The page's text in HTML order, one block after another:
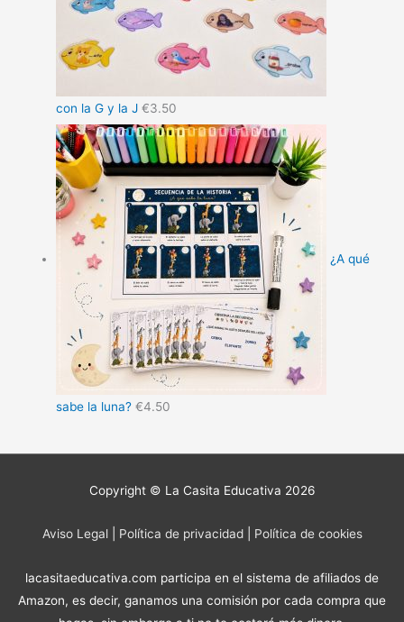
con la G y la J €3.50
¿A qué
sabe la luna? €4.50
Copyright © La Casita Educativa 2026
Aviso Legal| Política de privacidad| Política de cookies
lacasitaeducativa.com participa en el sistema de afiliados de
Amazon, es decir, ganamos una comisión por cada compra que